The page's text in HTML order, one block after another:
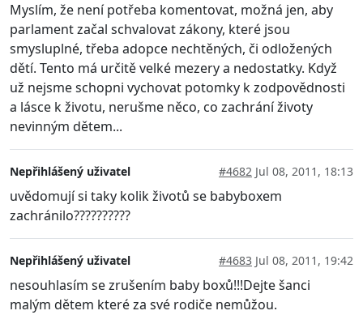
Myslím, že není potřeba komentovat, možná jen, aby
parlament začal schvalovat zákony, které jsou
smysluplné, třeba adopce nechtěných, či odložených
dětí. Tento má určitě velké mezery a nedostatky. Když
už nejsme schopni vychovat potomky k zodpovědnosti
a lásce k životu, nerušme něco, co zachrání životy
nevinným dětem...
Nepřihlášený uživatel #4682 Jul 08, 2011, 18:13
uvědomují si taky kolik životů se babyboxem
zachránilo??????????
Nepřihlášený uživatel #4683 Jul 08, 2011, 19:42
nesouhlasím se zrušením baby boxů!!!Dejte šanci
malým dětem které za své rodiče nemůžou.